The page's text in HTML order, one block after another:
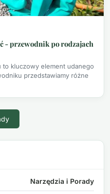
- przewodnik po rodzajach
kluczowy element udanego
przedstawiamy różne
Narzędzia i Porady